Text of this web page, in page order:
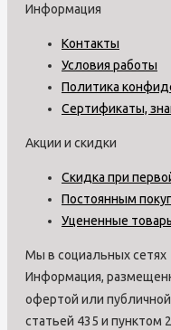
Информация
Контакты
Условия работы
Политика
Сертификаты,
Акции и скидки
Скидка при
Постоянным
Уцененные
Мы в социальных сетях
Информация,
офертой или
статьей 435 и пунктом